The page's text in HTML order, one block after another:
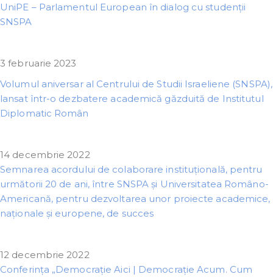
UniPE – Parlamentul European în dialog cu studenții
SNSPA
3 februarie 2023
Volumul aniversar al Centrului de Studii Israeliene (SNSPA),
lansat într-o dezbatere academică găzduită de Institutul
Diplomatic Român
14 decembrie 2022
Semnarea acordului de colaborare instituțională, pentru
următorii 20 de ani, între SNSPA și Universitatea Româno-
Americană, pentru dezvoltarea unor proiecte academice,
naționale și europene, de succes
12 decembrie 2022
Conferința „Democrație Aici | Democrație Acum. Cum